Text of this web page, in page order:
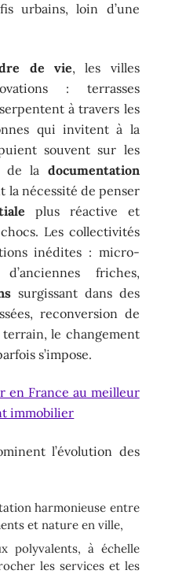
urbains, loin d’une
de vie, les villes
: terrasses
à travers les
qui invitent à la
souvent sur les
de la documentation
la nécessité de penser
plus réactive et
Les collectivités
inédites : micro-
friches,
surgissant dans des
reconversion de
le changement
s’impose.
en France au meilleur
immobilier
l’évolution des
harmonieuse entre
et nature en ville,
polyvalents, à échelle
les services et les